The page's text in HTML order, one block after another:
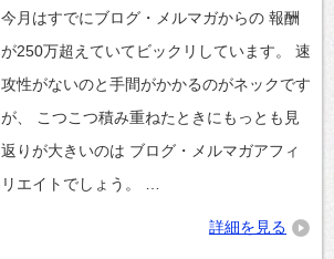
今月はすでにブログ・メルマガからの 報酬
が250万超えていてビックリしています。 速
攻性がないのと手間がかかるのがネックです
が、 こつこつ積み重ねたときにもっとも見
返りが大きいのは ブログ・メルマガアフィ
リエイトでしょう。 …
詳細を見る